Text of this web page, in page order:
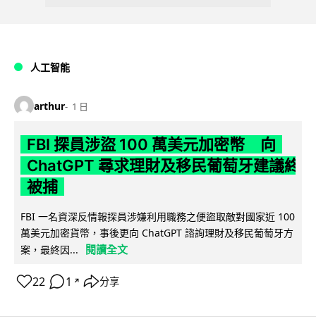
人工智能
arthur 1 日
FBI 探員涉盜 100 萬美元加密幣 向
ChatGPT 尋求理財及移民葡萄牙建議終
被捕
FBI 一名資深反情報探員涉嫌利用職務之便盜取敵對國家近 100
萬美元加密貨幣，事後更向 ChatGPT 諮詢理財及移民葡萄牙方
案，最終因...
閱讀全文
22 1 ↗ 分享